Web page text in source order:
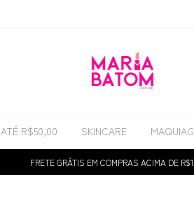
ATÉ R$50,00 SKINCARE
FRETE GRÁTIS EM COMPRAS ACIMA DE